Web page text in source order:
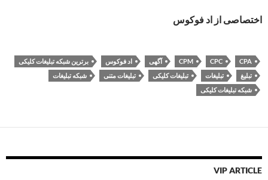
اختصاصی از اد فوکوس
CPA
CPC
CPM آگهی اد فوکوس
برترین شبکه تبلیغات کلیکی
تبلیغ
تبلیغات تبلیغات کلیکی تبلیغات متنی
شبکه تبلیغات
شبکه تبلیغات کلیکی
VIP ARTICLE